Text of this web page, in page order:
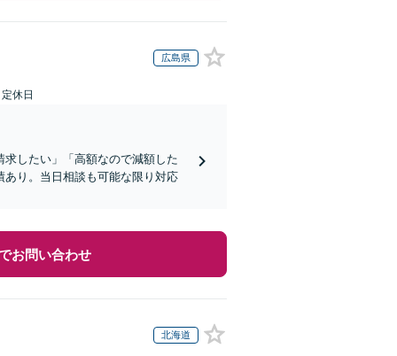
広島県
休日
したい」「高額なので減額した
り。当日相談も可能な限り対応
お問い合わせ
北海道